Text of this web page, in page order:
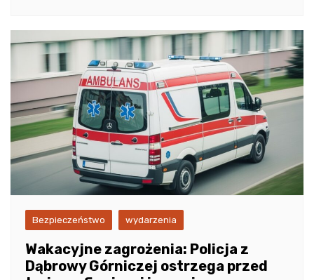
Bezpieczeństwo wydarzenia
Wakacyjne zagrożenia: Policja z
Dąbrowy Górniczej ostrzega przed